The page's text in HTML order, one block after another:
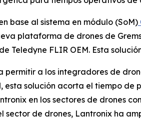
base al sistema en módulo (SoM)
plataforma de drones de
Teledyne FLIR OEM. Esta
permitir a los integradores de
esta solución acorta el tiempo de
en los sectores de drones
sector de drones, Lantronix ha